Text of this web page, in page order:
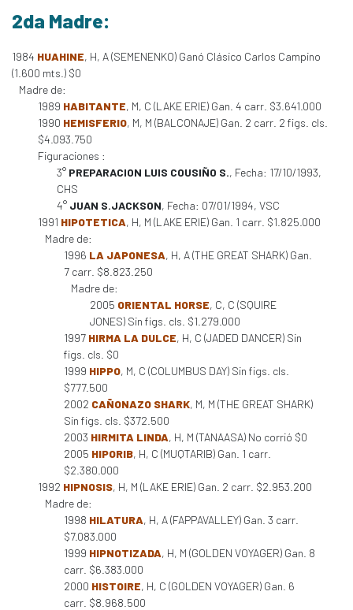
2da Madre:
1984 HUAHINE, H, A (SEMENENKO) Ganó Clásico Carlos Campino
(1.600 mts.) $0
Madre de:
1989 HABITANTE, M, C (LAKE ERIE) Gan. 4 carr. $3.641.000
1990 HEMISFERIO, M, M (BALCONAJE) Gan. 2 carr. 2 figs. cls.
$4.093.750
Figuraciones :
3° PREPARACION LUIS COUSIÑO S., Fecha: 17/10/1993,
CHS
4° JUAN S.JACKSON, Fecha: 07/01/1994, VSC
1991 HIPOTETICA, H, M (LAKE ERIE) Gan. 1 carr. $1.825.000
Madre de:
1996 LA JAPONESA, H, A (THE GREAT SHARK) Gan.
7 carr. $8.823.250
Madre de:
2005 ORIENTAL HORSE, C, C (SQUIRE
JONES) Sin figs. cls. $1.279.000
1997 HIRMA LA DULCE, H, C (JADED DANCER) Sin
figs. cls. $0
1999 HIPPO, M, C (COLUMBUS DAY) Sin figs. cls.
$777.500
2002 CAÑONAZO SHARK, M, M (THE GREAT SHARK)
Sin figs. cls. $372.500
2003 HIRMITA LINDA, H, M (TANAASA) No corrió $0
2005 HIPORIB, H, C (MUQTARIB) Gan. 1 carr.
$2.380.000
1992 HIPNOSIS, H, M (LAKE ERIE) Gan. 2 carr. $2.953.200
Madre de:
1998 HILATURA, H, A (FAPPAVALLEY) Gan. 3 carr.
$7.083.000
1999 HIPNOTIZADA, H, M (GOLDEN VOYAGER) Gan. 8
carr. $6.383.000
2000 HISTOIRE, H, C (GOLDEN VOYAGER) Gan. 6
carr. $8.968.500